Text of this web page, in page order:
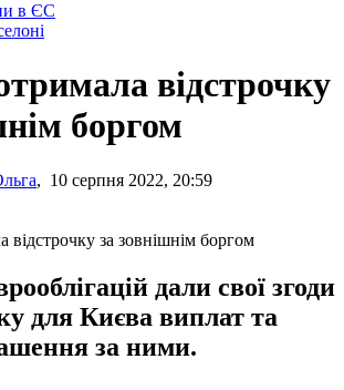
в ЄС
відстрочку
боргом
, 10 серпня 2022, 20:59
дали свої згоди
для Києва виплат та
за ними.